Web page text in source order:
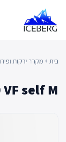
content
בית chevron_left מקרר ירקות
self M